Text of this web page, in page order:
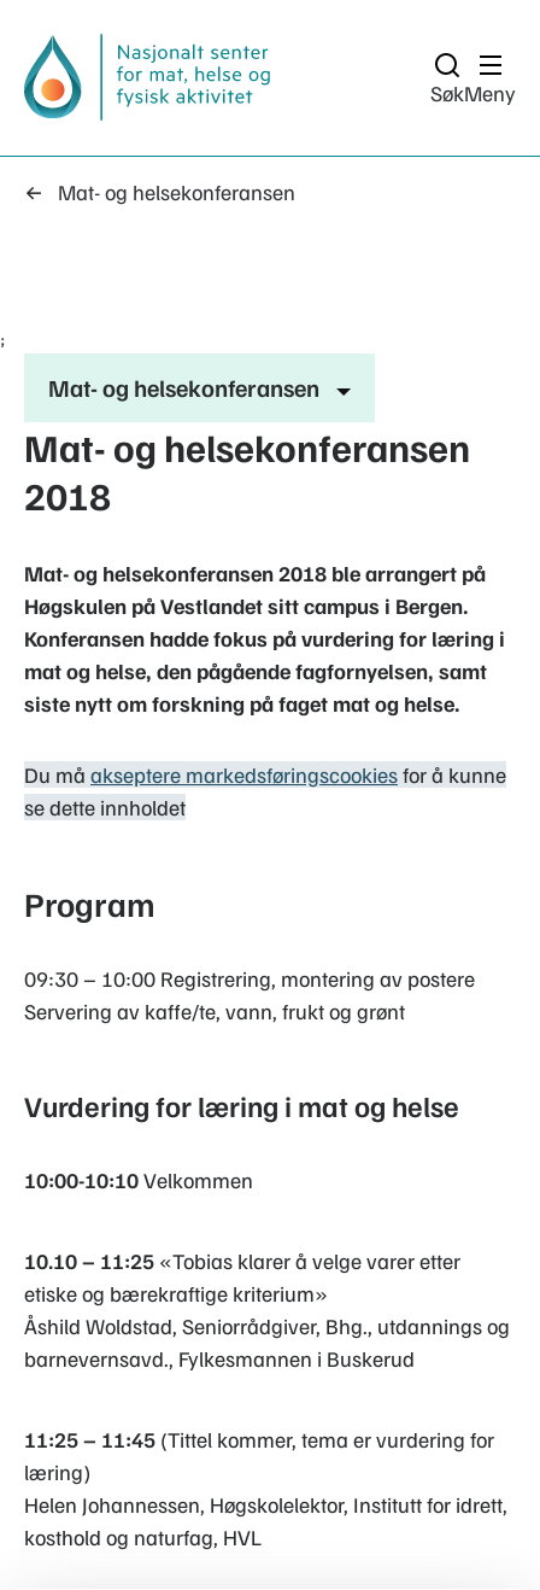
SøkMeny
Mat- og helsekonferansen
;
Mat- og helsekonferansen
Mat- og helsekonferansen
2018
Mat- og helsekonferansen 2018 ble arrangert på
Høgskulen på Vestlandet sitt campus i Bergen.
Konferansen hadde fokus på vurdering for læring i
mat og helse, den pågående fagfornyelsen, samt
siste nytt om forskning på faget mat og helse.
Du må akseptere markedsføringscookiesfor å kunne
se dette innholdet
Program
09:30 – 10:00 Registrering, montering av postere
Servering av kaffe/te, vann, frukt og grønt
Vurdering for læring i mat og helse
10:00-10:10Velkommen
10.10 – 11:25 «Tobias klarer å velge varer etter
etiske og bærekraftige kriterium»
Åshild Woldstad, Seniorrådgiver, Bhg., utdannings og
barnevernsavd., Fylkesmannen i Buskerud
11:25 – 11:45 (Tittel kommer, tema er vurdering for
læring)
Helen Johannessen, Høgskolelektor, Institutt for idrett,
kosthold og naturfag, HVL